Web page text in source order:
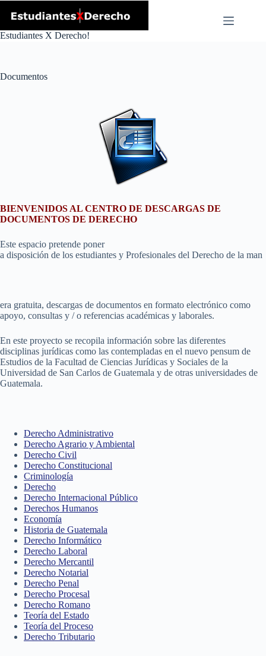
Estudiantes X Derecho!
Documentos
BIENVENIDOS AL CENTRO DE DESCARGAS DE
DOCUMENTOS DE DERECHO
Este espacio pretende poner
a disposición de los estudiantes y Profesionales del Derecho de la man
era gratuita, descargas de documentos en formato electrónico como
apoyo, consultas y / o referencias académicas y laborales.
En este proyecto se recopila información sobre las diferentes
disciplinas jurídicas como las contempladas en el nuevo pensum de
Estudios de la Facultad de Ciencias Jurídicas y Sociales de la
Universidad de San Carlos de Guatemala y de otras universidades de
Guatemala.
Derecho Administrativo
Derecho Agrario y Ambiental
Derecho Civil
Derecho Constitucional
Criminología
Derecho
Derecho Internacional Público
Derechos Humanos
Economía
Historia de Guatemala
Derecho Informático
Derecho Laboral
Derecho Mercantil
Derecho Notarial
Derecho Penal
Derecho Procesal
Derecho Romano
Teoría del Estado
Teoría del Proceso
Derecho Tributario